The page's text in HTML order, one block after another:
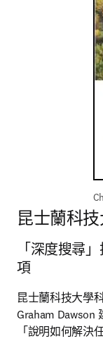
昆士蘭科
「深度搜尋
項
昆士蘭科技大學
Graham Dawson
「說明如何解決